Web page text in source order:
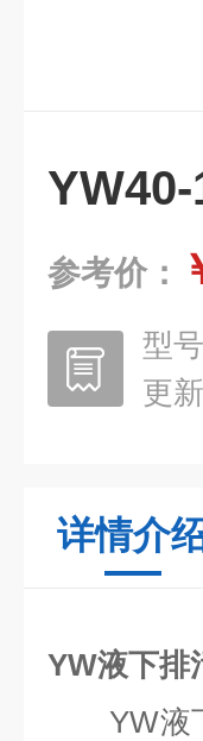
参考价：
型号
更
详情介
YW液下排
YW液下